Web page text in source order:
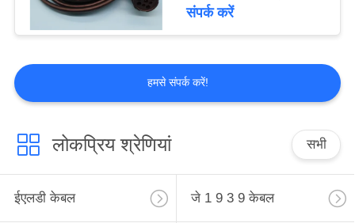
संपर्क करें
हमसे संपर्क करें!
लोकप्रिय श्रेणियां सभी
ईएलडी केबल जे 1 9 3 9 केबल